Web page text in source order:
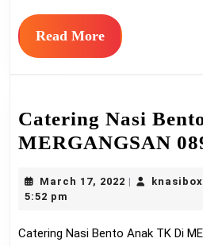
Read MoreRead
More
Catering Nasi
MERGANGSAN
March 17, 2022 Marchknasibox
5:52 pm
Catering Nasi Bento Anak TK Di MERGANGSAN